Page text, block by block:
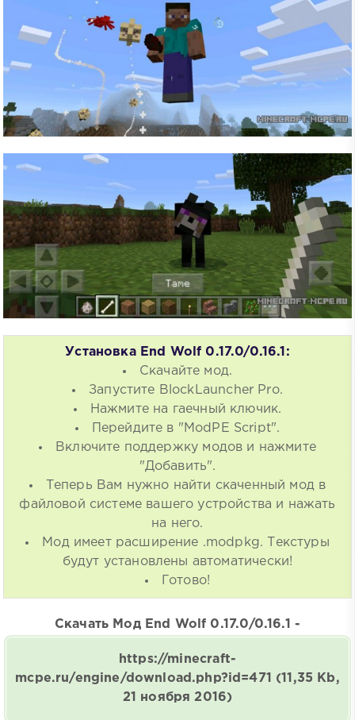
Установка End Wolf 0.17.0/0.16.1:
Скачайте мод.
Запустите BlockLauncher Pro.
Нажмите на гаечный ключик.
Перейдите в "ModPE Script".
Включите поддержку модов и нажмите
"Добавить".
Теперь Вам нужно найти скаченный мод в
файловой системе вашего устройства и нажать
на него.
Мод имеет расширение .modpkg. Текстуры
будут установлены автоматически!
Готово!
Скачать Мод End Wolf 0.17.0/0.16.1 -
https://minecraft-
mcpe.ru/engine/download.php?id=471
(11,35 Kb,
21 ноября 2016)